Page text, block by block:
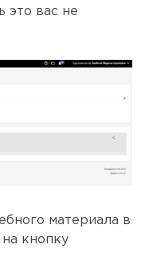
это вас не
материала в
кнопку